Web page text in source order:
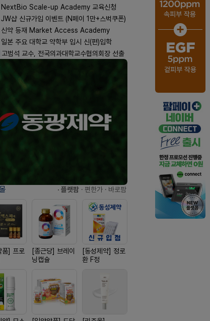
NextBio Scale-up Academy 교육신청
JW샵 신규가입 이벤트 (N페이 1만+스벅쿠폰)
신약 등재 Market Access Academy
일본 주요 대학교 약학부 입시 신(편)입학
고범석 교수, 전국의과대학교수협의회장 선출
· 플랫팜 · 편한가 · 바로팜
품] 프로
[종근당] 브레이
닝캡슐
[동성제약] 정로
환 F정